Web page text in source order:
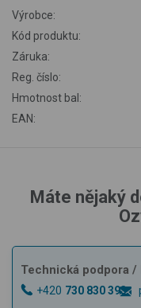
Výrobce:
Kód produktu:
Záruka:
Reg. číslo:
Hmotnost bal:
EAN:
Máte nějaký
Technická podpora /
+420 730 830 393